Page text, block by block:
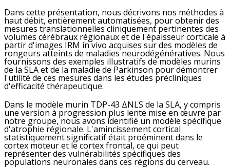
Dans cette présentation, nous décrivons nos méthodes à
haut débit, entièrement automatisées, pour obtenir des
mesures translationnelles cliniquement pertinentes des
volumes cérébraux régionaux et de l'épaisseur corticale à
partir d'images IRM in vivo acquises sur des modèles de
rongeurs atteints de maladies neurodégénératives. Nous
fournissons des exemples illustratifs de modèles murins
de la SLA et de la maladie de Parkinson pour démontrer
l'utilité de ces mesures dans les études précliniques
d'efficacité thérapeutique.
Dans le modèle murin TDP-43 ΔNLS de la SLA, y compris
une version à progression plus lente mise en œuvre par
notre groupe, nous avons identifié un modèle spécifique
d'atrophie régionale. L'amincissement cortical
statistiquement significatif était proéminent dans le
cortex moteur et le cortex frontal, ce qui peut
représenter des vulnérabilités spécifiques des
populations neuronales dans ces régions du cerveau.